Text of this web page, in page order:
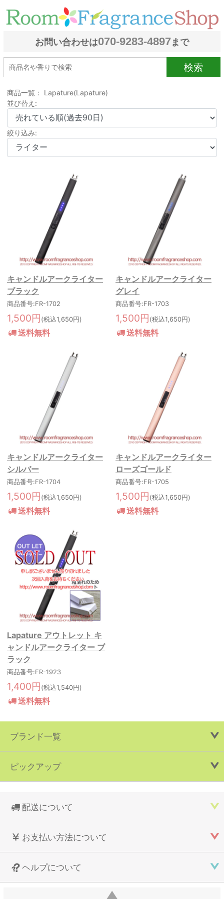
お問い合わせは070-9283-4897まで
検索
商品一覧： Lapature(Lapature)
並び替え:
絞り込み:
キャンドルアークライター
ブラック
商品番号:FR-1702
1,500円 (税込1,650円)
送料無料
キャンドルアークライター
グレイ
商品番号:FR-1703
1,500円 (税込1,650円)
送料無料
キャンドルアークライター
シルバー
商品番号:FR-1704
1,500円 (税込1,650円)
送料無料
キャンドルアークライター
ローズゴールド
商品番号:FR-1705
1,500円 (税込1,650円)
送料無料
Lapature アウトレット キ
ャンドルアークライター ブ
ラック
商品番号:FR-1923
1,400円 (税込1,540円)
送料無料
ブランド一覧
ピックアップ
配送について
お支払い方法について
ヘルプについて